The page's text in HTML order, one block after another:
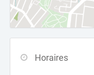
Horaires